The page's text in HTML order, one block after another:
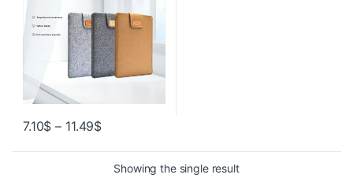
7.10$ – 11.49$
Showing the single result